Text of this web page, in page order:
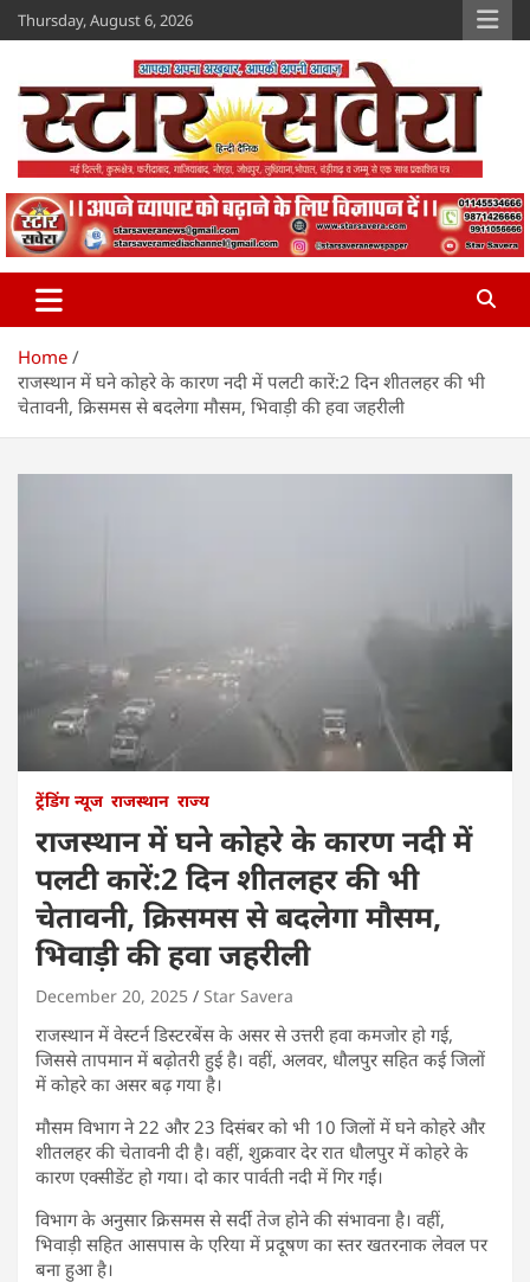
Skip
to
Thursday, August 6, 2026
Star Savera
www.starsavera.com
Home
राजस्थान में घने कोहरे के कारण नदी में पलटी कारें:2 दिन शीतलहर की भी
चेतावनी, क्रिसमस से बदलेगा मौसम, भिवाड़ी की हवा जहरीली
ट्रेंडिंग न्यूज राजस्थान राज्य
राजस्थान में घने कोहरे के कारण नदी में
पलटी कारें:2 दिन शीतलहर की भी
चेतावनी, क्रिसमस से बदलेगा मौसम,
भिवाड़ी की हवा जहरीली
December 20, 2025 Star Savera
राजस्थान में वेस्टर्न डिस्टरबेंस के असर से उत्तरी हवा कमजोर हो गई,
जिससे तापमान में बढ़ोतरी हुई है। वहीं, अलवर, धौलपुर सहित कई जिलों
में कोहरे का असर बढ़ गया है।
मौसम विभाग ने 22 और 23 दिसंबर को भी 10 जिलों में घने कोहरे और
शीतलहर की चेतावनी दी है। वहीं, शुक्रवार देर रात धौलपुर में कोहरे के
कारण एक्सीडेंट हो गया। दो कार पार्वती नदी में गिर गईं।
विभाग के अनुसार क्रिसमस से सर्दी तेज होने की संभावना है। वहीं,
भिवाड़ी सहित आसपास के एरिया में प्रदूषण का स्तर खतरनाक लेवल पर
बना हुआ है।